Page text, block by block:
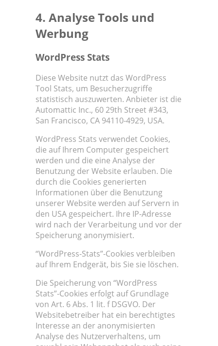
4. Analyse Tools und
Werbung
WordPress Stats
Diese Website nutzt das WordPress
Tool Stats, um Besucherzugriffe
statistisch auszuwerten. Anbieter ist die
Automattic Inc., 60 29th Street #343,
San Francisco, CA 94110-4929, USA.
WordPress Stats verwendet Cookies,
die auf Ihrem Computer gespeichert
werden und die eine Analyse der
Benutzung der Website erlauben. Die
durch die Cookies generierten
Informationen über die Benutzung
unserer Website werden auf Servern in
den USA gespeichert. Ihre IP-Adresse
wird nach der Verarbeitung und vor der
Speicherung anonymisiert.
“WordPress-Stats”-Cookies verbleiben
auf Ihrem Endgerät, bis Sie sie löschen.
Die Speicherung von “WordPress
Stats”-Cookies erfolgt auf Grundlage
von Art. 6 Abs. 1 lit. f DSGVO. Der
Websitebetreiber hat ein berechtigtes
Interesse an der anonymisierten
Analyse des Nutzerverhaltens, um